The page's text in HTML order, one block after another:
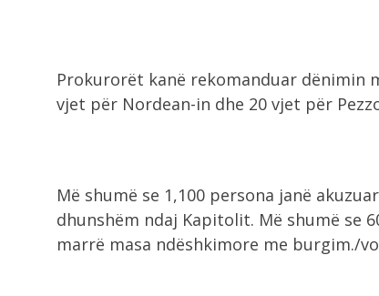
Prokurorët kanë rekomanduar dënimin
vjet për Nordean-in dhe 20 vjet për
Më shumë se 1,100 persona janë
dhunshëm ndaj Kapitolit. Më shumë se
marrë masa ndëshkimore me burgim./